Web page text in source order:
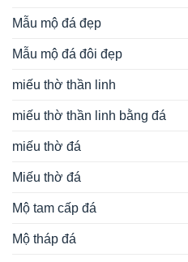
Mẫu mộ đá đẹp
Mẫu mộ đá đôi đẹp
miếu thờ thần linh
miếu thờ thần linh bằng đá
miếu thờ đá
Miếu thờ đá
Mộ tam cấp đá
Mộ tháp đá